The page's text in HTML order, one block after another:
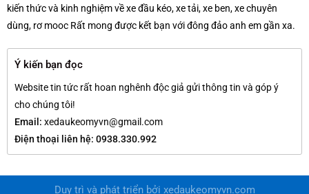
kiến thức và kinh nghiệm về xe đầu kéo, xe tải, xe ben, xe chuyên
dùng, rơ mooc Rất mong được kết bạn với đông đảo anh em gần xa.
Ý kiến bạn đọc
Website tin tức rất hoan nghênh độc giả gửi thông tin và góp ý
cho chúng tôi!
Email: xedaukeomyvn@gmail.com
Điện thoại liên hệ: 0938.330.992
Duy trì và phát triển bởi xedaukeomyvn.com